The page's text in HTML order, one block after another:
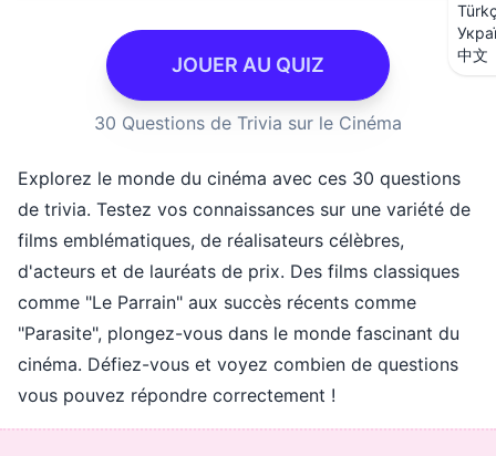
中文
JOUER AU QUIZ
30 Questions de Trivia sur le Cinéma
Explorez le monde du cinéma avec ces 30 questions
de trivia. Testez vos connaissances sur une variété de
films emblématiques, de réalisateurs célèbres,
d'acteurs et de lauréats de prix. Des films classiques
comme "Le Parrain" aux succès récents comme
"Parasite", plongez-vous dans le monde fascinant du
cinéma. Défiez-vous et voyez combien de questions
vous pouvez répondre correctement !